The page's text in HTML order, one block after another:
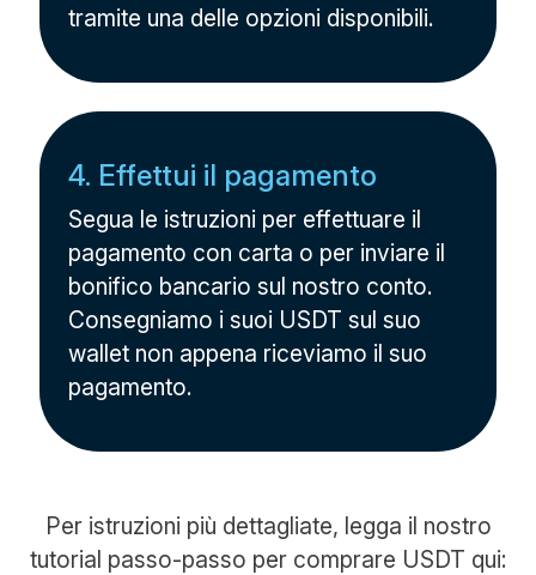
tramite una delle opzioni disponibili.
4. Effettui il pagamento
Segua le istruzioni per effettuare il
pagamento con carta o per inviare il
bonifico bancario sul nostro conto.
Consegniamo i suoi USDT sul suo
wallet non appena riceviamo il suo
pagamento.
Per istruzioni più dettagliate, legga il nostro
tutorial passo-passo per comprare USDT qui: